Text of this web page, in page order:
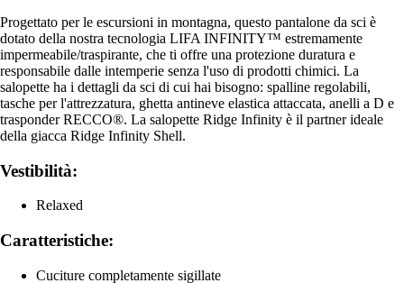
Progettato per le escursioni in montagna, questo pantalone da sci è
dotato della nostra tecnologia LIFA INFINITY™ estremamente
impermeabile/traspirante, che ti offre una protezione duratura e
responsabile dalle intemperie senza l'uso di prodotti chimici. La
salopette ha i dettagli da sci di cui hai bisogno: spalline regolabili,
tasche per l'attrezzatura, ghetta antineve elastica attaccata, anelli a D e
trasponder RECCO®. La salopette Ridge Infinity è il partner ideale
della giacca Ridge Infinity Shell.
Vestibilità:
Relaxed
Caratteristiche:
Cuciture completamente sigillate